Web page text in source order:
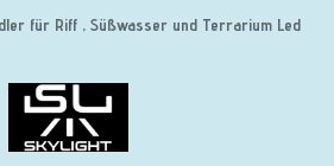
für Riff , Süßwasser und Terrarium Led